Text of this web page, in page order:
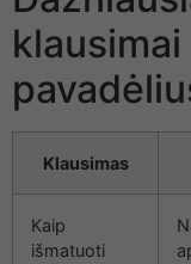
Klausimas
Kaip
išmatuoti